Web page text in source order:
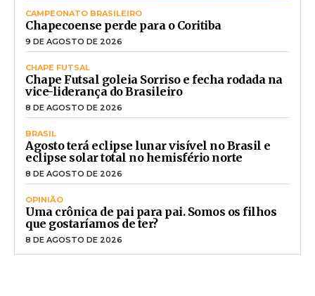
CAMPEONATO BRASILEIRO
Chapecoense perde para o Coritiba
9 DE AGOSTO DE 2026
CHAPE FUTSAL
Chape Futsal goleia Sorriso e fecha rodada na
vice-liderança do Brasileiro
8 DE AGOSTO DE 2026
BRASIL
Agosto terá eclipse lunar visível no Brasil e
eclipse solar total no hemisfério norte
8 DE AGOSTO DE 2026
OPINIÃO
Uma crônica de pai para pai. Somos os filhos
que gostaríamos de ter?
8 DE AGOSTO DE 2026